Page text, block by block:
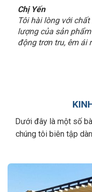
Chị Yến
Tôi hài lòng với
lượng của sản
động trơn tru, êm ái
Dưới đây là một số
chúng tôi biên tập